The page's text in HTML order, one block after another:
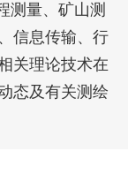
测量、矿山测
信息传输、行
关理论技术在
态及有关测绘